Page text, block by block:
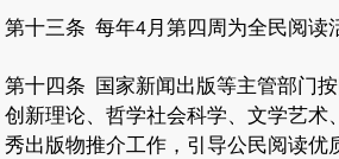
第十三条 每年4月第四周为全民阅读
第十四条
国家新闻出版等主管部门
创新理论、哲学社会科学、文学艺术
秀出版物推介工作，引导公民阅读优